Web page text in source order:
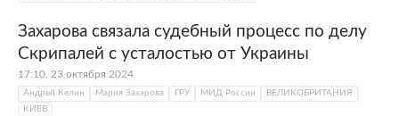
Захарова связала судебный процесс по делу
Скрипалей с усталостью от Украины
17:10, 23 октября 2024
Андрей Келин Мария Захарова ГРУ МИД России
ВЕЛИКОБРИТАНИЯ
КИЕВ